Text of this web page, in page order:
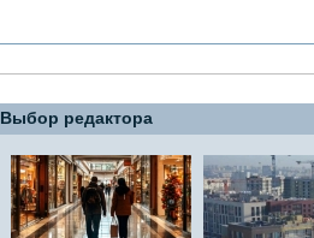
Выбор редактора